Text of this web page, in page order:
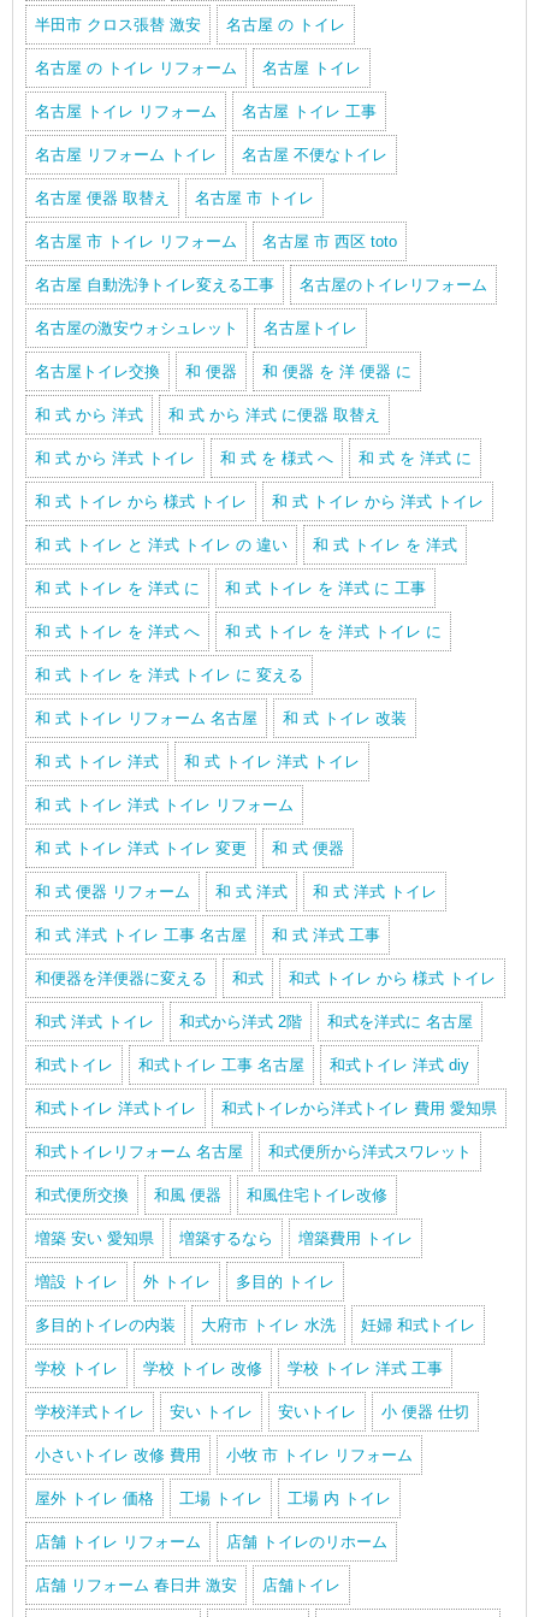
半田市 クロス張替 激安 名古屋 の トイレ
名古屋 の トイレ リフォーム 名古屋 トイレ
名古屋 トイレ リフォーム 名古屋 トイレ 工事
名古屋 リフォーム トイレ 名古屋 不便なトイレ
名古屋 便器 取替え 名古屋 市 トイレ
名古屋 市 トイレ リフォーム 名古屋 市 西区 toto
名古屋 自動洗浄トイレ変える工事 名古屋のトイレリフォーム
名古屋の激安ウォシュレット 名古屋トイレ
名古屋トイレ交換 和 便器 和 便器 を 洋 便器 に
和 式 から 洋式 和 式 から 洋式 に便器 取替え
和 式 から 洋式 トイレ 和 式 を 様式 へ 和 式 を 洋式 に
和 式 トイレ から 様式 トイレ 和 式 トイレ から 洋式 トイレ
和 式 トイレ と 洋式 トイレ の 違い 和 式 トイレ を 洋式
和 式 トイレ を 洋式 に 和 式 トイレ を 洋式 に 工事
和 式 トイレ を 洋式 へ 和 式 トイレ を 洋式 トイレ に
和 式 トイレ を 洋式 トイレ に 変える
和 式 トイレ リフォーム 名古屋 和 式 トイレ 改装
和 式 トイレ 洋式 和 式 トイレ 洋式 トイレ
和 式 トイレ 洋式 トイレ リフォーム
和 式 トイレ 洋式 トイレ 変更 和 式 便器
和 式 便器 リフォーム 和 式 洋式 和 式 洋式 トイレ
和 式 洋式 トイレ 工事 名古屋 和 式 洋式 工事
和便器を洋便器に変える 和式 和式 トイレ から 様式 トイレ
和式 洋式 トイレ 和式から洋式 2階 和式を洋式に 名古屋
和式トイレ 和式トイレ 工事 名古屋 和式トイレ 洋式 diy
和式トイレ 洋式トイレ 和式トイレから洋式トイレ 費用 愛知県
和式トイレリフォーム 名古屋 和式便所から洋式スワレット
和式便所交換 和風 便器 和風住宅トイレ改修
増築 安い 愛知県 増築するなら 増築費用 トイレ
増設 トイレ 外 トイレ 多目的 トイレ
多目的トイレの内装 大府市 トイレ 水洗 妊婦 和式トイレ
学校 トイレ 学校 トイレ 改修 学校 トイレ 洋式 工事
学校洋式トイレ 安い トイレ 安いトイレ 小 便器 仕切
小さいトイレ 改修 費用 小牧 市 トイレ リフォーム
屋外 トイレ 価格 工場 トイレ 工場 内 トイレ
店舗 トイレ リフォーム 店舗 トイレのリホーム
店舗 リフォーム 春日井 激安 店舗トイレ